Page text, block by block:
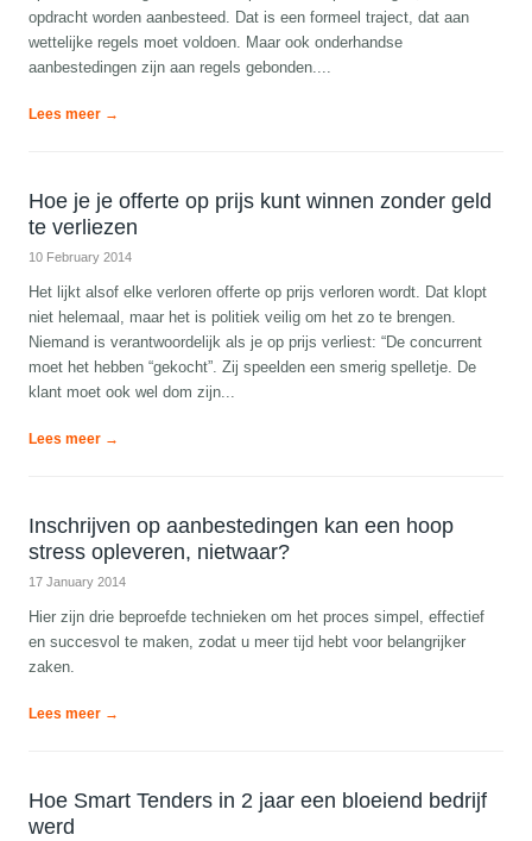
opdracht worden aanbesteed. Dat is een formeel traject, dat aan
wettelijke regels moet voldoen. Maar ook onderhandse
aanbestedingen zijn aan regels gebonden....
Lees meer →
Hoe je je offerte op prijs kunt winnen zonder geld
te verliezen
10 February 2014
Het lijkt alsof elke verloren offerte op prijs verloren wordt. Dat klopt
niet helemaal, maar het is politiek veilig om het zo te brengen.
Niemand is verantwoordelijk als je op prijs verliest: “De concurrent
moet het hebben “gekocht”. Zij speelden een smerig spelletje. De
klant moet ook wel dom zijn...
Lees meer →
Inschrijven op aanbestedingen kan een hoop
stress opleveren, nietwaar?
17 January 2014
Hier zijn drie beproefde technieken om het proces simpel, effectief
en succesvol te maken, zodat u meer tijd hebt voor belangrijker
zaken.
Lees meer →
Hoe Smart Tenders in 2 jaar een bloeiend bedrijf
werd